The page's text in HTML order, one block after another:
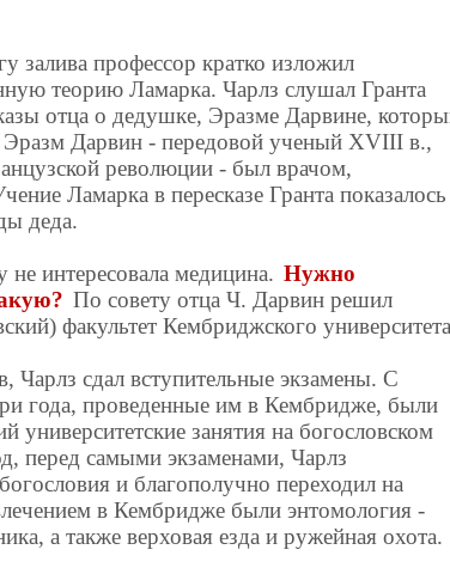
залива профессор кратко изложил
теорию Ламарка. Чарлз слушал Гранта
отца о дедушке, Эразме Дарвине,
Эразм Дарвин - передовой ученый XVIII в.,
революции - был врачом,
Ламарка в пересказе Гранта показалось
деда.
интересовала медицина. Нужно
По совету отца Ч. Дарвин решил
факультет Кембриджского
Чарлз сдал вступительные экзамены. С
года, проведенные им в Кембридже, были
университетские занятия на богословском
перед самыми экзаменами, Чарлз
и благополучно переходил на
в Кембридже были энтомология -
а также верховая езда и ружейная охота.